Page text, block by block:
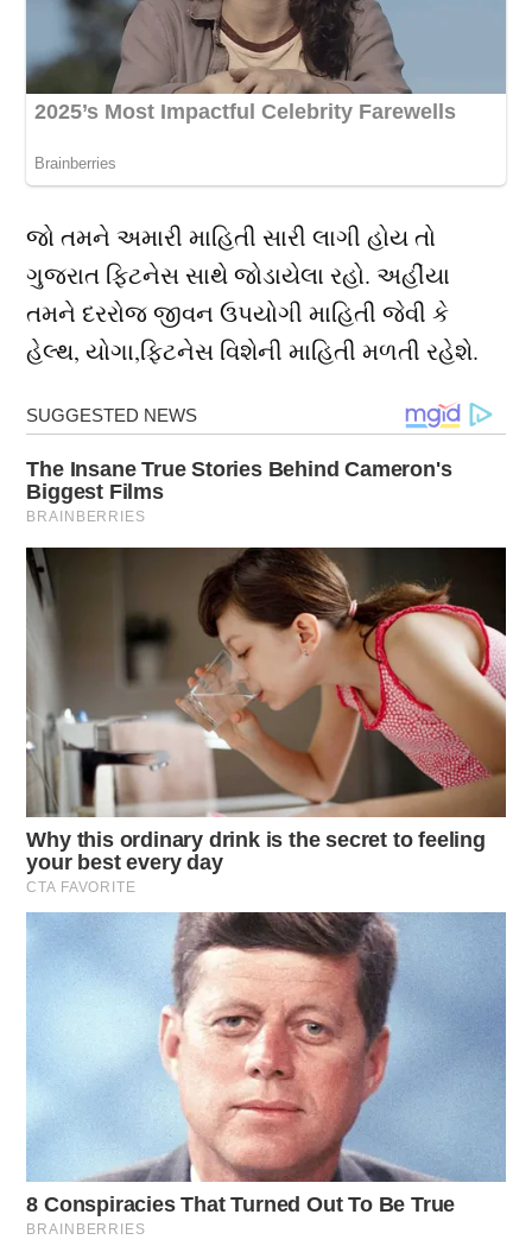
જો તમને અમારી માહિતી સારી લાગી હોય તો
ગુજરાત ફિટનેસ સાથે જોડાયેલા રહો. અહીંયા
તમને દરરોજ જીવન ઉપયોગી માહિતી જેવી કે
હેલ્થ, યોગા,ફિટનેસ વિશેની માહિતી મળતી રહેશે.